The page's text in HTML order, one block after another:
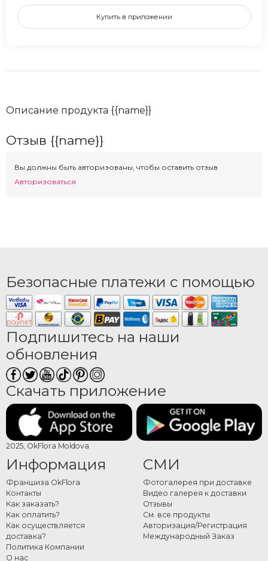
Купить в приложении
Описание продукта {{name}}
Отзыв {{name}}
Вы должны быть авторизованы, чтобы оставить отзыв
Авторизоваться
Безопасные платежи с помощью
Подпишитесь на наши
обновления
Скачать приложение
2025, OkFlora Moldova
Информация
Франшиза OkFlora
Контакты
Как заказать?
Как оплатить?
Как осуществляется
доставка?
Политика Компании
О нас
СМИ
Фотогалерея при доставке
Видео галерея к доставки
Отзывы
См. все продукты
Авторизация/Регистрация
Международный Заказ